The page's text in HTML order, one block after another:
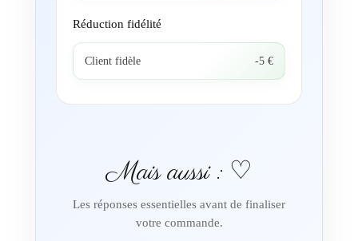
Réduction fidélité
Client fidèle -5 €
Mais aussi : ♡
Les réponses essentielles avant de finaliser
votre commande.